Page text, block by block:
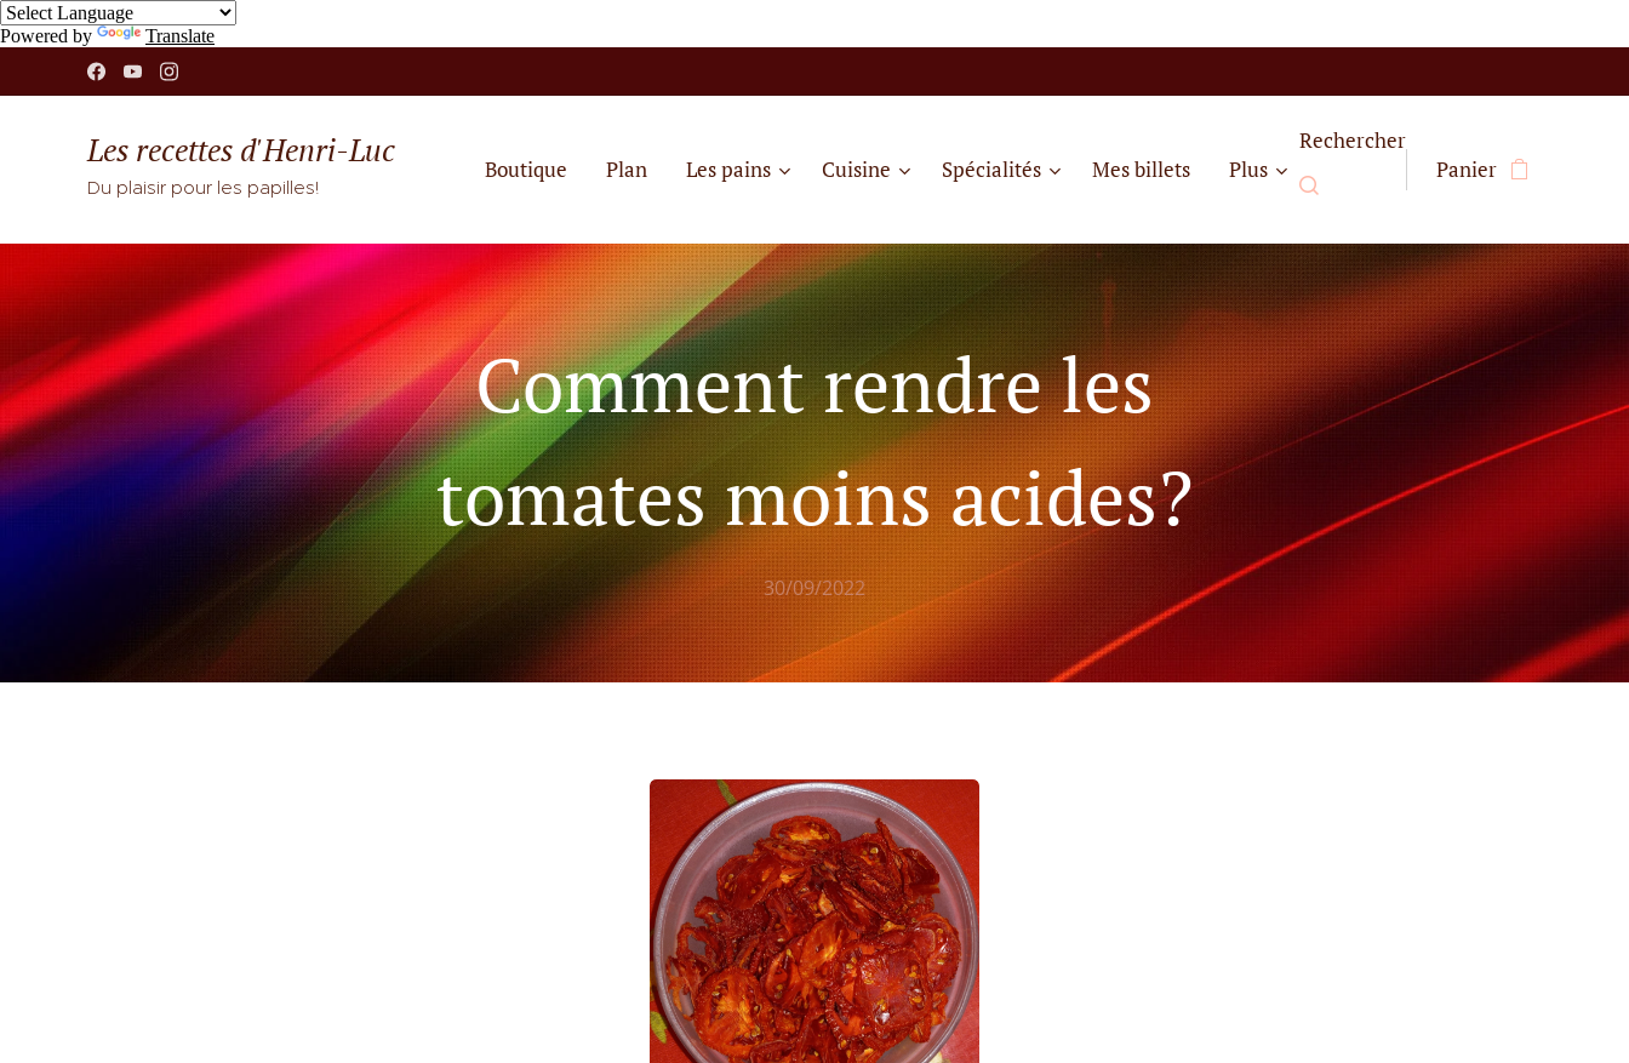
Powered by Translate
Les recettes d'Henri-Luc
Du plaisir pour les papilles!
Boutique Plan Les pains Cuisine Spécialités Mes billets Plus
Rechercher
Panier
Comment rendre les
tomates moins acides?
30/09/2022